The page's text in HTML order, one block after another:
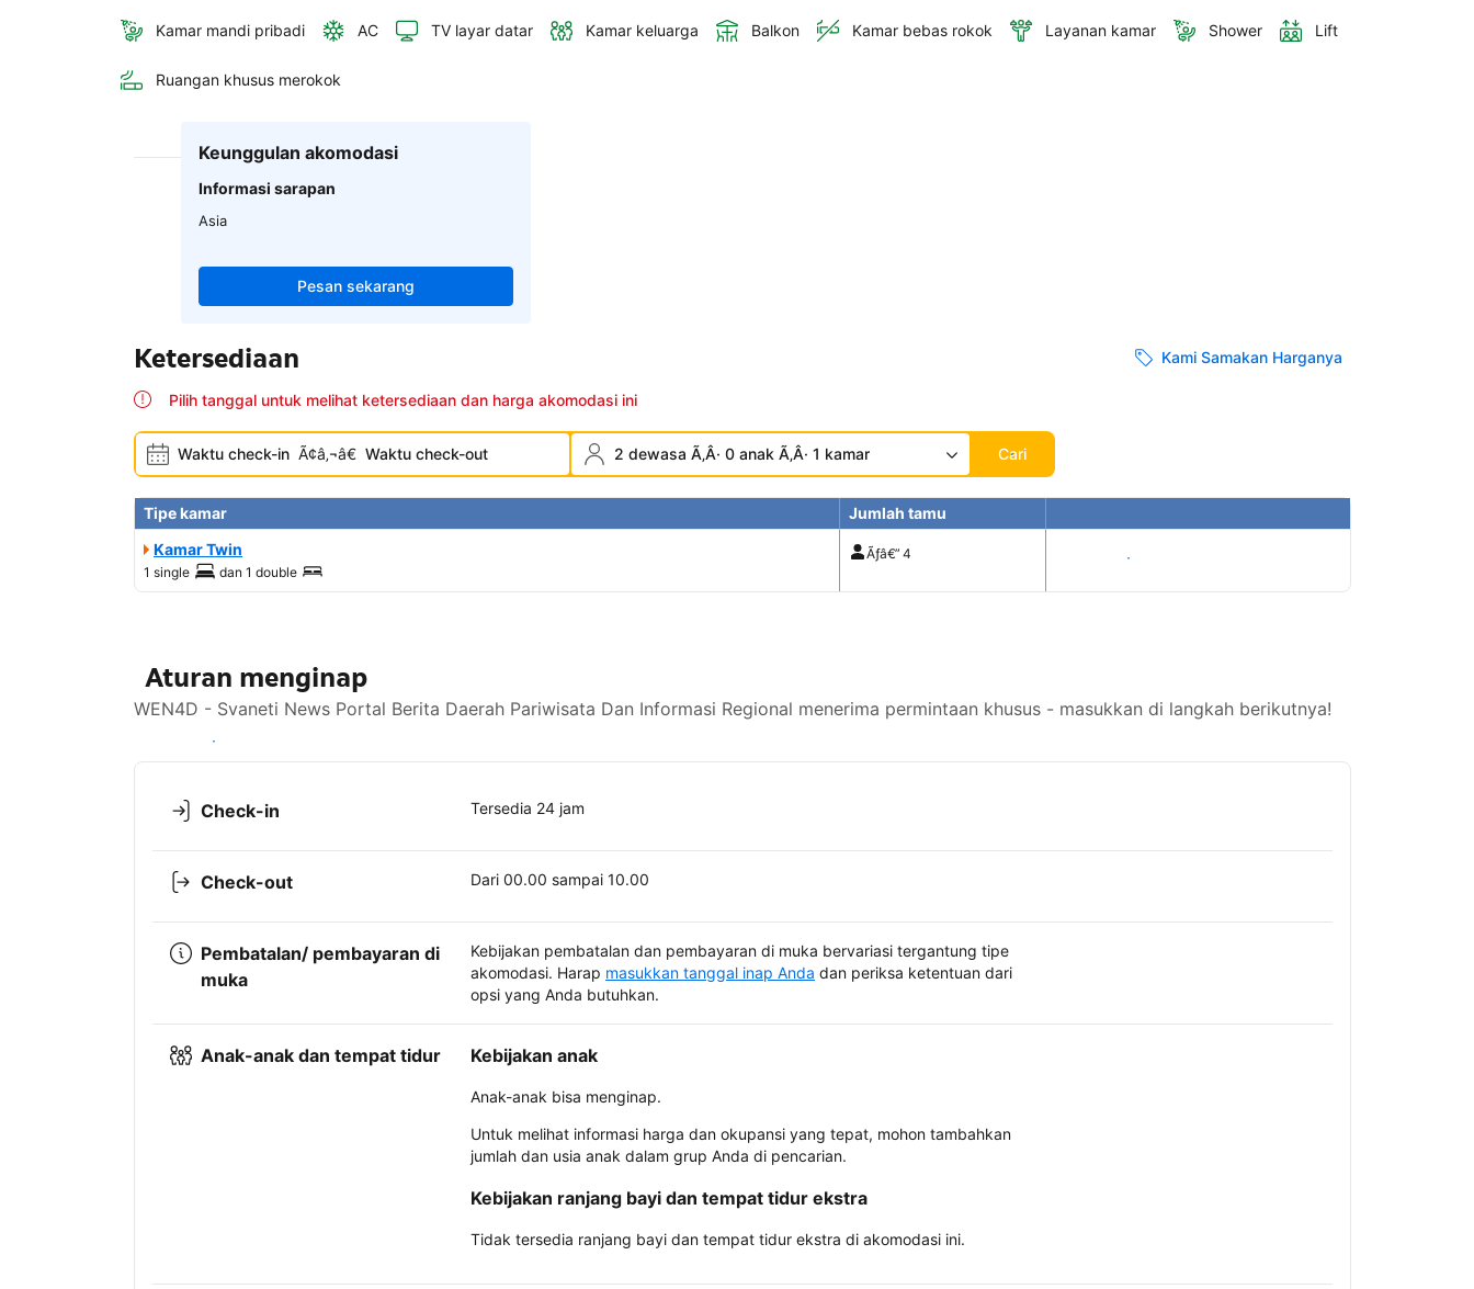
Kamar mandi pribadi AC TV layar datar Kamar keluarga Balkon Kamar bebas rokok Layanan kamar Shower Lift
Ruangan khusus merokok
Keunggulan akomodasi
Informasi sarapan
Asia
Pesan sekarang
Ketersediaan Kami Samakan Harganya
Pilih tanggal untuk melihat ketersediaan dan harga akomodasi ini
Waktu check-in Ã¢â‚¬â€ Waktu check-out 2 dewasa Ã‚Â· 0 anak Ã‚Â· 1 kamar Cari
Tipe kamar
Jumlah tamu
Kamar Twin
1 single dan 1 double
Ãƒâ€” 4 Tampilkan harga
Aturan menginap
WEN4D - Svaneti News Portal Berita Daerah Pariwisata Dan Informasi Regional menerima permintaan khusus - masukkan di langkah berikutnya!
Lihat ketersediaan
Check-in Tersedia 24 jam
Check-out Dari 00.00 sampai 10.00
Pembatalan/ pembayaran di
muka
Kebijakan pembatalan dan pembayaran di muka bervariasi tergantung tipe
akomodasi. Harap masukkan tanggal inap Anda dan periksa ketentuan dari
opsi yang Anda butuhkan.
Anak-anak dan tempat tidur Kebijakan anak
Anak-anak bisa menginap.
Untuk melihat informasi harga dan okupansi yang tepat, mohon tambahkan
jumlah dan usia anak dalam grup Anda di pencarian.
Kebijakan ranjang bayi dan tempat tidur ekstra
Tidak tersedia ranjang bayi dan tempat tidur ekstra di akomodasi ini.